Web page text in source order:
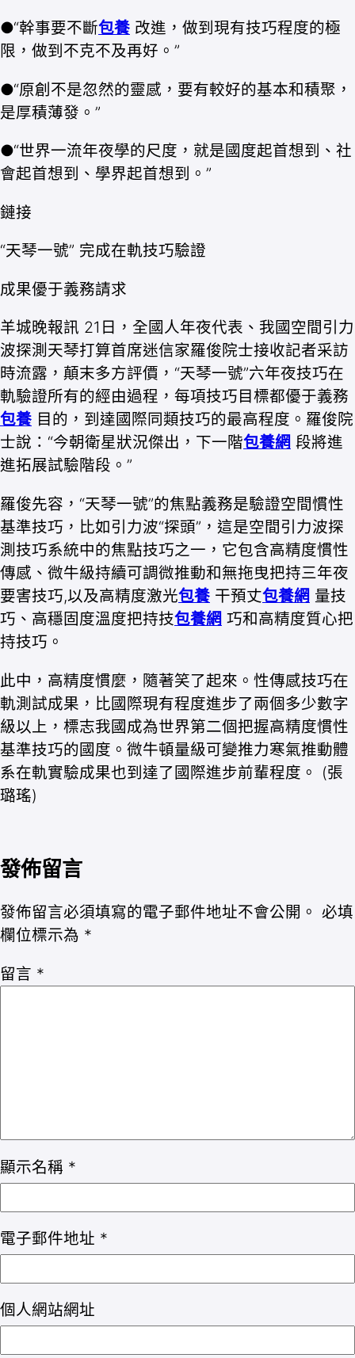
●“幹事要不斷包養 改進，做到現有技巧程度的極
限，做到不克不及再好。”
●“原創不是忽然的靈感，要有較好的基本和積聚，
是厚積薄發。”
●“世界一流年夜學的尺度，就是國度起首想到、社
會起首想到、學界起首想到。”
鏈接
“天琴一號” 完成在軌技巧驗證
成果優于義務請求
羊城晚報訊 21日，全國人年夜代表、我國空間引力
波探測天琴打算首席迷信家羅俊院士接收記者采訪
時流露，顛末多方評價，“天琴一號”六年夜技巧在
軌驗證所有的經由過程，每項技巧目標都優于義務
包養 目的，到達國際同類技巧的最高程度。羅俊院
士說：“今朝衛星狀況傑出，下一階包養網 段將進
進拓展試驗階段。”
羅俊先容，“天琴一號”的焦點義務是驗證空間慣性
基準技巧，比如引力波“探頭”，這是空間引力波探
測技巧系統中的焦點技巧之一，它包含高精度慣性
傳感、微牛級持續可調微推動和無拖曳把持三年夜
要害技巧,以及高精度激光包養 干預丈包養網 量技
巧、高穩固度溫度把持技包養網 巧和高精度質心把
持技巧。
此中，高精度慣麼，隨著笑了起來。性傳感技巧在
軌測試成果，比國際現有程度進步了兩個多少數字
級以上，標志我國成為世界第二個把握高精度慣性
基準技巧的國度。微牛頓量級可變推力寒氣推動體
系在軌實驗成果也到達了國際進步前輩程度。 (張
璐瑤)
發佈留言
發佈留言必須填寫的電子郵件地址不會公開。 必填
欄位標示為 *
留言 *
顯示名稱 *
電子郵件地址 *
個人網站網址